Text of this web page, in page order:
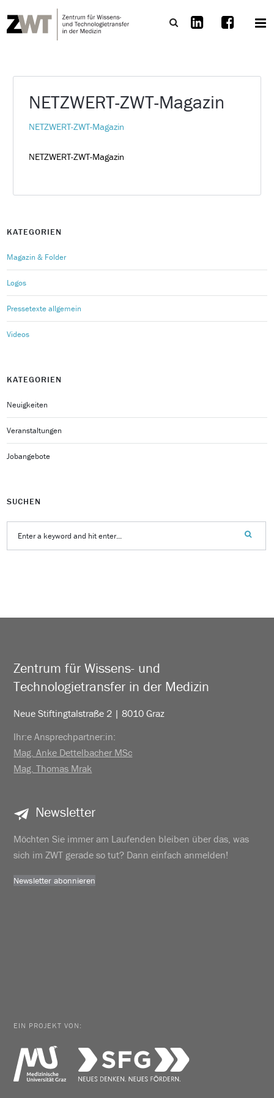
NETZWERT-ZWT-Magazin
NETZWERT-ZWT-Magazin
NETZWERT-ZWT-Magazin
KATEGORIEN
Magazin & Folder
Logos
Pressetexte allgemein
Videos
KATEGORIEN
Neuigkeiten
Veranstaltungen
Jobangebote
SUCHEN
Zentrum für Wissens- und
Technologietransfer in der Medizin
Neue Stiftingtalstraße 2 | 8010 Graz
Ihr:e Ansprechpartner:in:
Mag. Anke Dettelbacher MSc
Mag. Thomas Mrak
Newsletter
Möchten Sie immer am Laufenden bleiben über das, was
sich im ZWT gerade so tut? Dann einfach anmelden!
Newsletter abonnieren
EIN PROJEKT VON: